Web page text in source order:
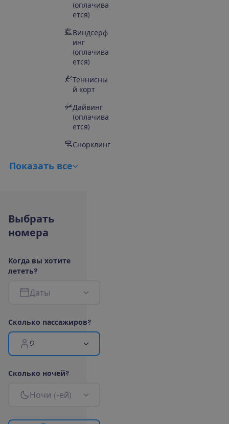
(оплачива
ется)
Виндсерф
инг
(оплачива
ется)
Теннисны
й корт
Дайвинг
(оплачива
ется)
Снорклинг
Показать все
Выбрать
номера
Когда вы хотите
лететь?
Даты
Сколько пассажиров?
2
Сколько ночей?
Ночи (-ей)